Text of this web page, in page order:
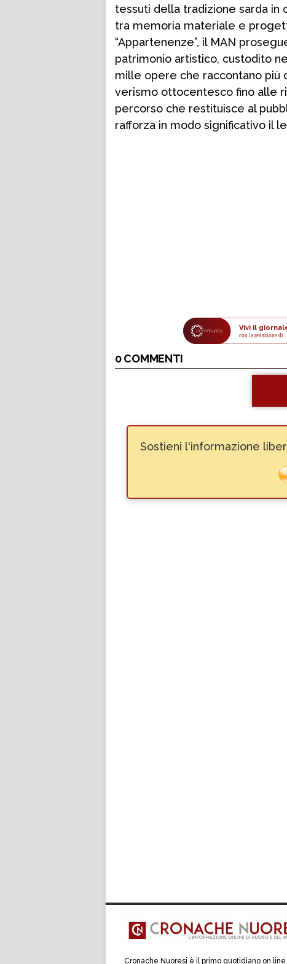
tessuti della tradizione sarda in
tra memoria materiale e
“Appartenenze”, il MAN
patrimonio artistico, custodito
mille opere che raccontano più
verismo ottocentesco fino alle
percorso che restituisce al
rafforza in modo significativo il
Vivi il
con la redazione di
0 COMMENTI
Sostieni l'informazione
Cronache Nuoresi è il primo quotidiano on